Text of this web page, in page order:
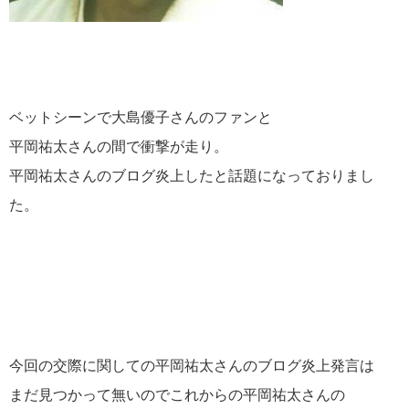
ベットシーンで大島優子さんのファンと
平岡祐太さんの間で衝撃が走り。
平岡祐太さんのブログ炎上したと話題になっておりまし
た。
今回の交際に関しての平岡祐太さんのブログ炎上発言は
まだ見つかって無いのでこれからの平岡祐太さんの